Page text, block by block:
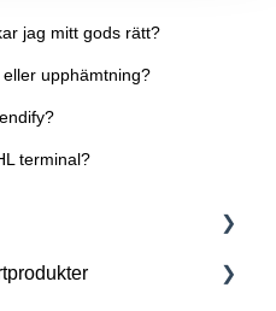
jag mitt gods rätt?
upphämtning?
terminal?